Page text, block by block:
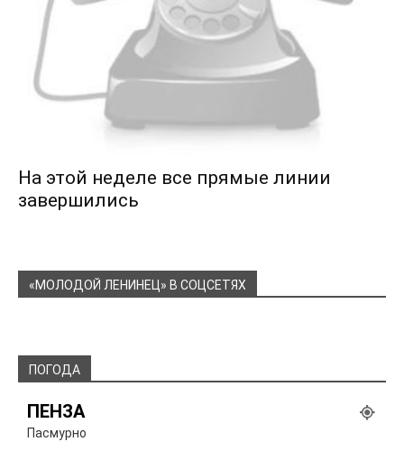
На этой неделе все прямые линии
завершились
«МОЛОДОЙ ЛЕНИНЕЦ» В СОЦСЕТЯХ
ПОГОДА
ПЕНЗА
Пасмурно